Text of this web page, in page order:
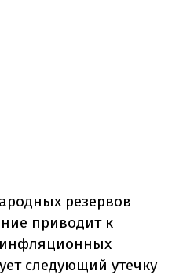
резервов
приводит к
следующий утечку